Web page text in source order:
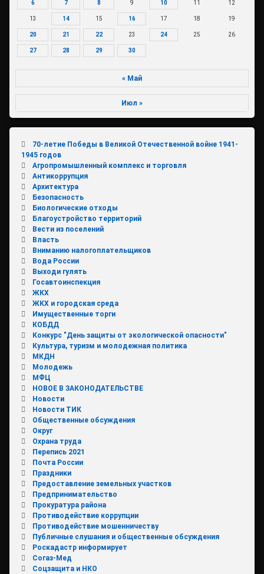
6 7 8 9 10 11 12
13 14 15 16 17 18 19
20 21 22 23 24 25 26
27 28 29 30
« Май
Июл »
70-летие Победы в Великой Отечественной войне 1941-
1945 годов
Агропромышленный комплекс и торговля
Антикоррупция
Архитектура
Безопасность
Биологические отходы
Благоустройство территорий
Вести из поселений
Власть
Вниманию налогоплательщиков
Вода России
Выходи гулять
Госавтоинспекция
ЖКХ
ЖКХ и городская среда
Имущественные торги
КОБДД
Конкурс "День защиты от экологической опасности"
Культура, туризм и молодежная политика
МКДН
Молодежь
МФЦ
НОВОЕ В ЗАКОНОДАТЕЛЬСТВЕ
Новости
Новости ТИК
Общественные обсуждения
Округ
Охрана труда
Перепись 2021
Почта России
Праздники
Предоставление земельных участков
Предпринимательство
Прокуратура района
Противодействие коррупции
Противодействие мошенничеству
Публичные слушания и общественные обсуждения
Роскадастр информирует
Согаз-Мед
Соцзащита и НКО